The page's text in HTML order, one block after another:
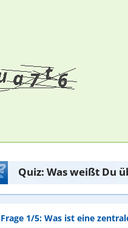
Quiz: Was weißt Du
Frage 1/5: Was ist eine